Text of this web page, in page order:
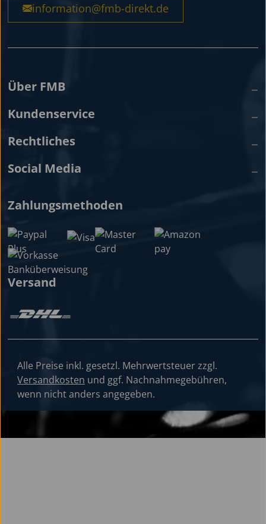
information@fmb-direkt.de
Über FMB
Kundenservice
Rechtliches
Social Media
Zahlungsmethoden
Versand
Alle Preise inkl. gesetzl. Mehrwertsteuer zzgl.
Versandkosten und ggf. Nachnahmegebühren,
wenn nicht anders angegeben.